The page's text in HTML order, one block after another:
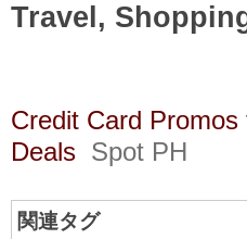
Travel,
Credit Card
Deals Spot PH
関連タグ